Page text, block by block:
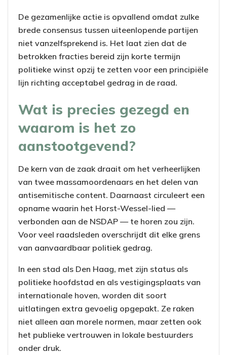
De gezamenlijke actie is opvallend omdat zulke
brede consensus tussen uiteenlopende partijen
niet vanzelfsprekend is. Het laat zien dat de
betrokken fracties bereid zijn korte termijn
politieke winst opzij te zetten voor een principiële
lijn richting acceptabel gedrag in de raad.
Wat is precies gezegd en
waarom is het zo
aanstootgevend?
De kern van de zaak draait om het verheerlijken
van twee massamoordenaars en het delen van
antisemitische content. Daarnaast circuleert een
opname waarin het Horst-Wessel-lied —
verbonden aan de NSDAP — te horen zou zijn.
Voor veel raadsleden overschrijdt dit elke grens
van aanvaardbaar politiek gedrag.
In een stad als Den Haag, met zijn status als
politieke hoofdstad en als vestigingsplaats van
internationale hoven, worden dit soort
uitlatingen extra gevoelig opgepakt. Ze raken
niet alleen aan morele normen, maar zetten ook
het publieke vertrouwen in lokale bestuurders
onder druk.